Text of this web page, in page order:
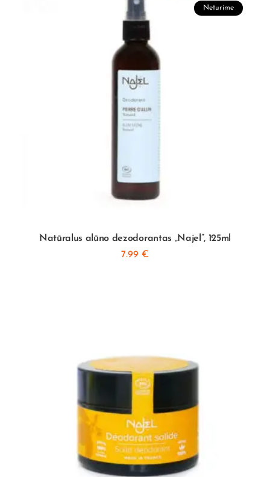
Neturime
Natūralus alūno dezodorantas „Najel”, 125ml
7.99 €